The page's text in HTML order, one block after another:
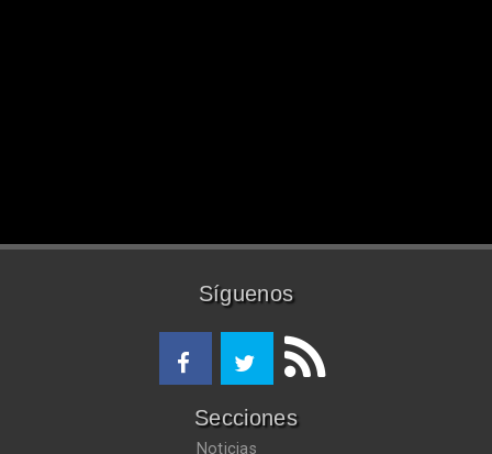
Síguenos
Secciones
Noticias